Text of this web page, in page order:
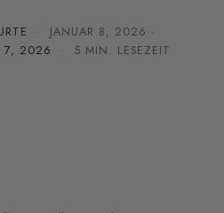
· JANUAR 8, 2026 ·
7, 2026 · 5 MIN. LESEZEIT